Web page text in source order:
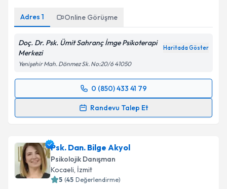
Adres 1 Online Görüşme
Doç. Dr. Psk. Ümit Sahranç İmge Psikoterapi
Merkezi
Haritada Göster
Yenişehir Mah. Dönmez Sk. No:20/6 41050
0 (850) 433 41 79
Randevu Talep Et
Randevu Takvimi Talebi
almanız için bir takvim hazırlandığında e-posta ile
bilgilendireceğiz.
E-posta Adresiniz
Psk. Dan. Bilge Akyol
Psikolojik Danışman
Kocaeli, İzmit
5 (45 Değerlendirme)